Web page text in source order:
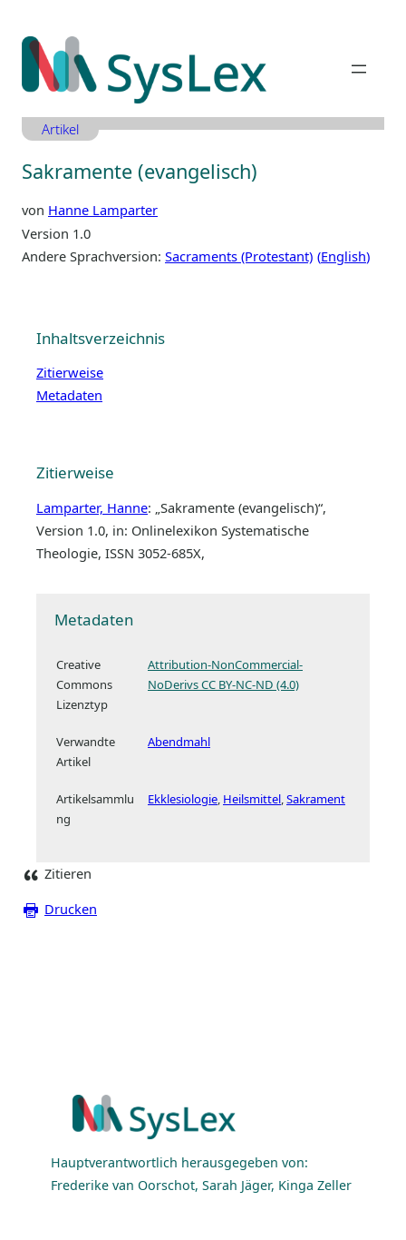
Inhalt
springen
Artikel
Sakramente (evangelisch)
von Hanne Lamparter
Version 1.0
Andere Sprachversion: Sacraments (Protestant) English
Inhaltsverzeichnis
Zitierweise
Metadaten
Zitierweise
Lamparter, Hanne: „Sakramente (evangelisch)“,
Version 1.0, in: Onlinelexikon Systematische
Theologie, ISSN 3052-685X,
Metadaten
Creative
Commons
Lizenztyp
Attribution-NonCommercial-
NoDerivs CC BY-NC-ND (4.0)
Verwandte
Artikel
Abendmahl
Artikelsammlu
ng
Ekklesiologie Heilsmittel Sakrament
Zitieren
Drucken
Hauptverantwortlich herausgegeben von:
Frederike van Oorschot, Sarah Jäger, Kinga Zeller